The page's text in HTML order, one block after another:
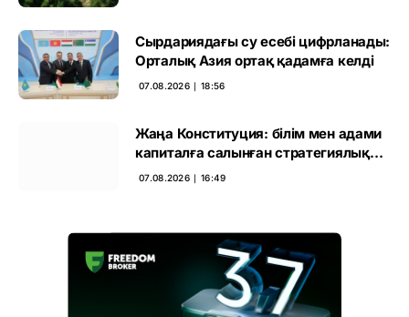
Сырдариядағы су есебі цифрланады:
Орталық Азия ортақ қадамға келді
07.08.2026 ∣ 18:56
Жаңа Конституция: білім мен адами
капиталға салынған стратегиялық
негіз
07.08.2026 ∣ 16:49